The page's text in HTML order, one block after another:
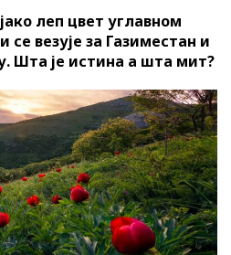
леп цвет углавном
се везује за Газиместан и
Шта је истина а шта мит?